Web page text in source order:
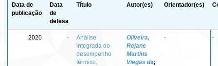
Data de
publicação
Data
de
defesa
Título Autor(es) Orientador(es)
2020 -
Análise
integrada do
desempenho
térmico,
Oliveira,
Rejane
Martins
Viegas de;
- -